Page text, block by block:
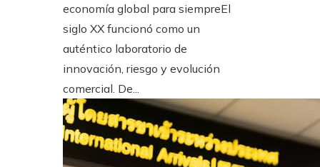
economía global para siempreEl
siglo XX funcionó como un
auténtico laboratorio de
innovación, riesgo y evolución
comercial. De...